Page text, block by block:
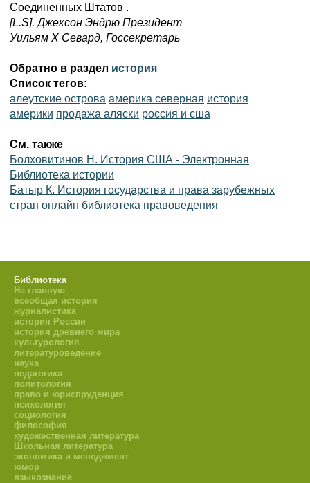
Соединенных Штатов .
[L.S]. Джексон Эндрю Президент
Уильям Х Севард, Госсекретарь
Обратно в раздел история
Список тегов:
алеутские острова америка северная история
америки продажа аляски россия и сша
См. также
Болховитинов Н. История США - Электронная
Библиотека истории
Батыр К. История государства и права зарубежных
стран онлайн библиотека правоведения
Библиотека
На главную
всеобщая история
журналистика
история России
история древнего мира
культурология
литературоведение
наука
педагогика
политология
право и юриспруденция
психология
социология
философия
художественная литература
Школьная литература
экономика и менеджмент
юмор
языкознание